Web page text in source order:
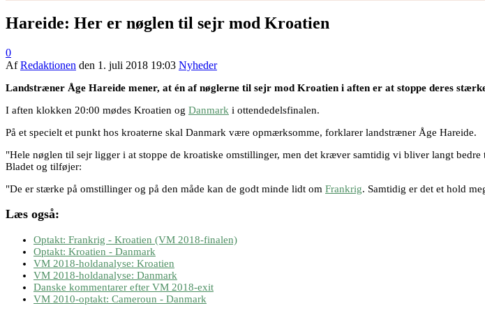
Hareide: Her er nøglen til sejr mod Kroatien
0
AfRedaktionen den 1. juli 2018 19:03 Nyheder
Landstræner Åge Hareide mener, at én af nøglerne til sejr mod Kroatien i aften er at stoppe deres
I aften klokken 20:00 mødes Kroatien og Danmark i ottendedelsfinalen.
På et specielt et punkt hos kroaterne skal Danmark være opmærksomme, forklarer landstræner Åge Hareide.
"Hele nøglen til sejr ligger i at stoppe de kroatiske omstillinger, men det kræver samtidig vi bliver langt
Bladet og tilføjer:
"De er stærke på omstillinger og på den måde kan de godt minde lidt om Frankrig. Samtidig er det et hold
Læs også:
Optakt: Frankrig - Kroatien (VM 2018-finalen)
Optakt: Kroatien - Danmark
VM 2018-holdanalyse: Kroatien
VM 2018-holdanalyse: Danmark
Danske kommentarer efter VM 2018-exit
VM 2010-optakt: Cameroun - Danmark